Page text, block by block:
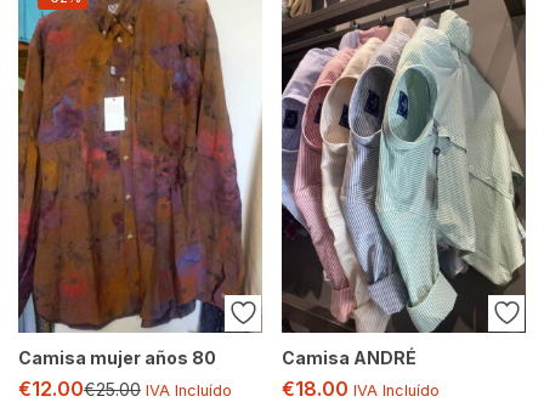
Camisa mujer años 80
€12.00€25.00 IVA Incluído
Camisa ANDRÉ
€18.00 IVA Incluído